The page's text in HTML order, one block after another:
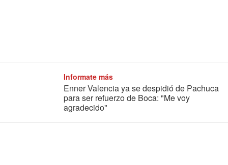
Informate más
Enner Valencia ya se despidió de Pachuca
para ser refuerzo de Boca: "Me voy
agradecido"